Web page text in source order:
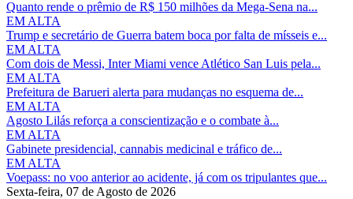
Quanto rende o prêmio de R$ 150 milhões da Mega-Sena na...
EM ALTA
Trump e secretário de Guerra batem boca por falta de mísseis e...
EM ALTA
Com dois de Messi, Inter Miami vence Atlético San Luis pela...
EM ALTA
Prefeitura de Barueri alerta para mudanças no esquema de...
EM ALTA
Agosto Lilás reforça a conscientização e o combate à...
EM ALTA
Gabinete presidencial, cannabis medicinal e tráfico de...
EM ALTA
Voepass: no voo anterior ao acidente, já com os tripulantes que...
Sexta-feira, 07 de Agosto de 2026